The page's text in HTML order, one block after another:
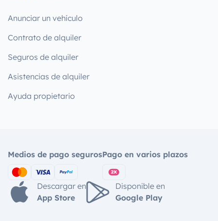
Anunciar un vehículo
Contrato de alquiler
Seguros de alquiler
Asistencias de alquiler
Ayuda propietario
Medios de pago segurosPago en varios plazos
Descargar en
App Store
Disponible en
Google Play